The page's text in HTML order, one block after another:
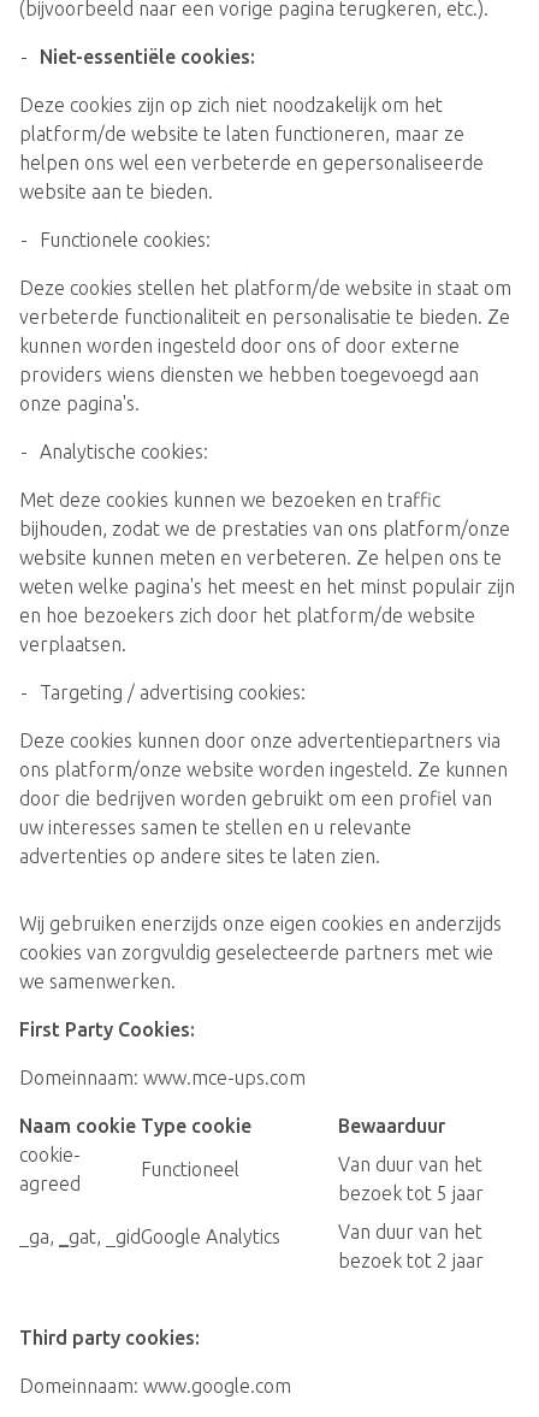
(bijvoorbeeld naar een vorige pagina terugkeren, etc.).
Niet-essentiële cookies:
Deze cookies zijn op zich niet noodzakelijk om het
platform/de website te laten functioneren, maar ze
helpen ons wel een verbeterde en gepersonaliseerde
website aan te bieden.
Functionele cookies:
Deze cookies stellen het platform/de website in staat om
verbeterde functionaliteit en personalisatie te bieden. Ze
kunnen worden ingesteld door ons of door externe
providers wiens diensten we hebben toegevoegd aan
onze pagina's.
Analytische cookies:
Met deze cookies kunnen we bezoeken en traffic
bijhouden, zodat we de prestaties van ons platform/onze
website kunnen meten en verbeteren. Ze helpen ons te
weten welke pagina's het meest en het minst populair zijn
en hoe bezoekers zich door het platform/de website
verplaatsen.
Targeting / advertising cookies:
Deze cookies kunnen door onze advertentiepartners via
ons platform/onze website worden ingesteld. Ze kunnen
door die bedrijven worden gebruikt om een profiel van
uw interesses samen te stellen en u relevante
advertenties op andere sites te laten zien.
Wij gebruiken enerzijds onze eigen cookies en anderzijds
cookies van zorgvuldig geselecteerde partners met wie
we samenwerken.
First Party Cookies:
Domeinnaam: www.mce-ups.com
Naam cookie Type cookie
Bewaarduur
cookie-
agreed
Functioneel
Van duur van het
bezoek tot 5 jaar
_ga,
gat, _gidGoogle Analytics
Van duur van het
bezoek tot 2 jaar
Third party cookies:
Domeinnaam: www.google.com